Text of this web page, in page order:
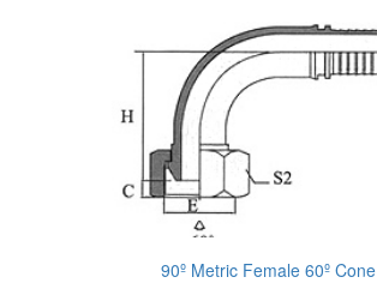
90º Metric Female 60º Cone